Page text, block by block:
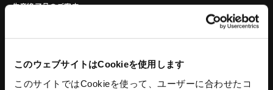
このウェブサイトはCookieを使用します
このサイトではCookieを使って、ユーザーに合わせたコ
生産終了品のご案内
バッチ式混練造粒機シリーズ
特殊機械